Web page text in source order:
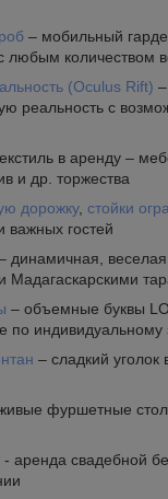
– мобильный
любым количеством
(Oculus Rift)
реальность с
в аренду –
и др. торжества
дорожку, стойки
важных гостей
динамичная, веселая
Мадагаскарскими
– объемные буквы
по индивидуальному
– сладкий уголок
фуршетные
- аренда свадебной